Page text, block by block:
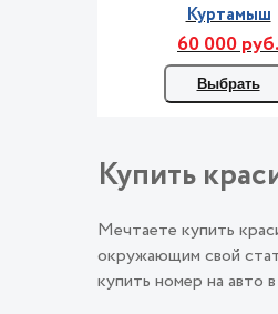
Куртамыш
60 000 руб.
Выбрать
Купить
Мечтаете купить
окружающим свой
купить номер на